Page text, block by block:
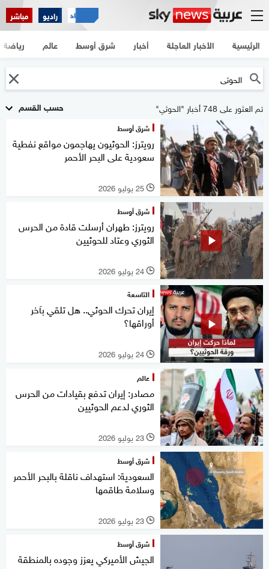
راديو مباشر
الرئيسية الأخبار العاجلة أخبار شرق أوسط عالم رياضة
حسب القسم تم العثور على 748 أخبار "الحوثي"
شرق أوسط
رويترز: الحوثيون يهاجمون مواقع نفطية
سعودية على البحر الأحمر
l 25 يوليو 2026
شرق أوسط
رويترز: طهران أرسلت قادة من الحرس
الثوري وعتاد للحوثيين
l 24 يوليو 2026
التاسعة
إيران تحرك الحوثي.. هل تلقي بآخر
أوراقها؟
l 24 يوليو 2026
عالم
مصادر: إيران تدفع بقيادات من الحرس
الثوري لدعم الحوثيين
l 23 يوليو 2026
شرق أوسط
السعودية: استهداف ناقلة بالبحر الأحمر
وسلامة طاقمها
l 23 يوليو 2026
شرق أوسط
الجيش الأميركي يعزز وجوده بالمنطقة